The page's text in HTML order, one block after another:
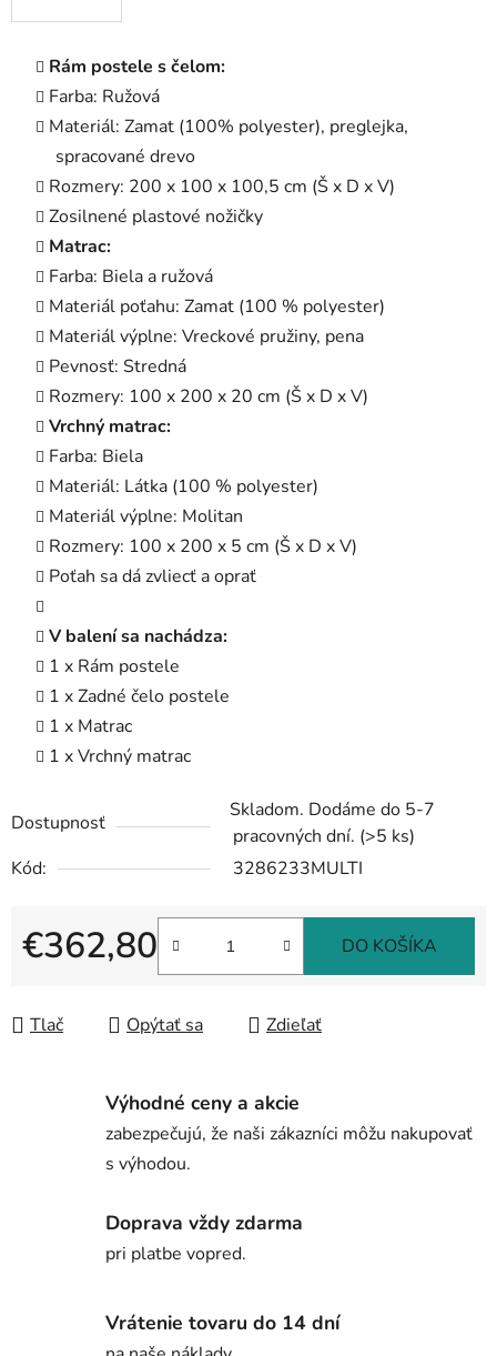
Rám postele s čelom:
Farba: Ružová
Materiál: Zamat (100% polyester), preglejka,
spracované drevo
Rozmery: 200 x 100 x 100,5 cm (Š x D x V)
Zosilnené plastové nožičky
Matrac:
Farba: Biela a ružová
Materiál poťahu: Zamat (100 % polyester)
Materiál výplne: Vreckové pružiny, pena
Pevnosť: Stredná
Rozmery: 100 x 200 x 20 cm (Š x D x V)
Vrchný matrac:
Farba: Biela
Materiál: Látka (100 % polyester)
Materiál výplne: Molitan
Rozmery: 100 x 200 x 5 cm (Š x D x V)
Poťah sa dá zvliecť a oprať
V balení sa nachádza:
1 x Rám postele
1 x Zadné čelo postele
1 x Matrac
1 x Vrchný matrac
Dostupnosť
Skladom. Dodáme do 5-7
pracovných dní. (>5 ks)
Kód:
3286233MULTI
€362,80 DO KOŠÍKA
Tlač Opýtať sa Zdieľať
Výhodné ceny a akcie
zabezpečujú, že naši zákazníci môžu nakupovať
s výhodou.
Doprava vždy zdarma
pri platbe vopred.
Vrátenie tovaru do 14 dní